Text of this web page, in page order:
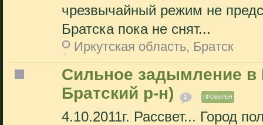
чрезвычайный режим не
Братска пока не снят...
Иркутская область, Братск
Сильное задымление в
Братский р-н)
1 ПРОВЕРЕН
4.10.2011г. Рассвет... Город